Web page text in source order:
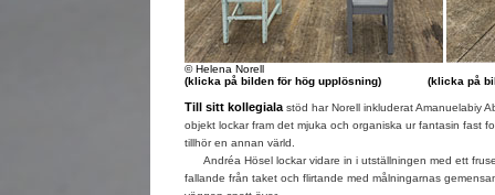
© Helena Norell
(klicka på bilden för hög upplösning)
(klicka på
Till sitt kollegialastöd har Norell inkluderat Amanuelabiy
objekt lockar fram det mjuka och organiska ur fantasin fast
tillhör en annan värld.
Andréa Hösel lockar vidare in i utställningen med ett
fallande från taket och flirtande med målningarnas